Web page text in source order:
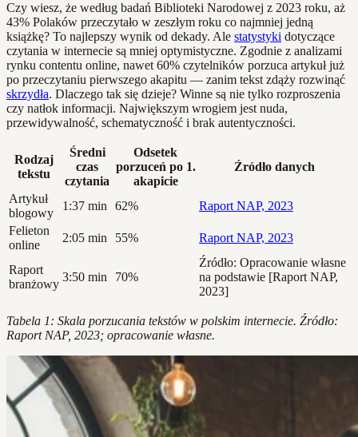
Czy wiesz, że według badań Biblioteki Narodowej z 2023 roku, aż
43% Polaków przeczytało w zeszłym roku co najmniej jedną
książkę? To najlepszy wynik od dekady. Ale statystyki dotyczące
czytania w internecie są mniej optymistyczne. Zgodnie z analizami
rynku contentu online, nawet 60% czytelników porzuca artykuł już
po przeczytaniu pierwszego akapitu — zanim tekst zdąży rozwinąć
skrzydła. Dlaczego tak się dzieje? Winne są nie tylko rozproszenia
czy natłok informacji. Największym wrogiem jest nuda,
przewidywalność, schematyczność i brak autentyczności.
Rodzaj
tekstu
Średni
czas
czytania
Odsetek
porzuceń po 1.
akapicie
Źródło danych
Artykuł
blogowy
1:37 min 62%
Raport NAP, 2023
Felieton
online
2:05 min 55% Raport NAP, 2023
Raport
branżowy
3:50 min 70%
Źródło: Opracowanie własne
na podstawie [Raport NAP,
2023]
Tabela 1: Skala porzucania tekstów w polskim internecie. Źródło:
Raport NAP, 2023; opracowanie własne.